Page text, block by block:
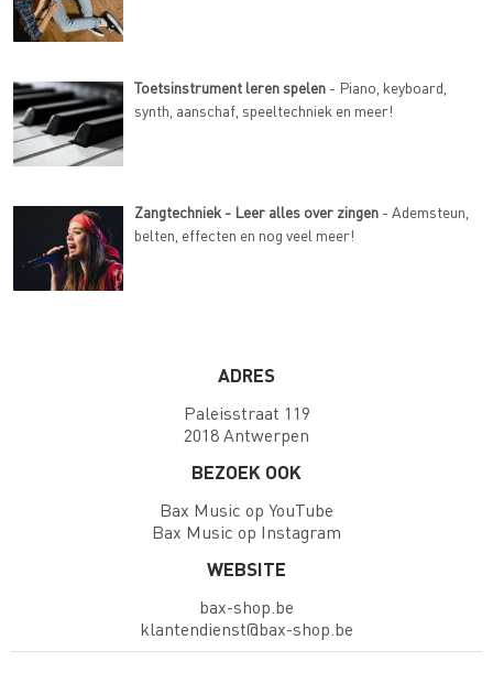
Toetsinstrument leren spelen - Piano, keyboard,
synth, aanschaf, speeltechniek en meer!
Zangtechniek - Leer alles over zingen - Ademsteun,
belten, effecten en nog veel meer!
ADRES
Paleisstraat 119
2018 Antwerpen
BEZOEK OOK
Bax Music op YouTube
Bax Music op Instagram
WEBSITE
bax-shop.be
klantendienst@bax-shop.be